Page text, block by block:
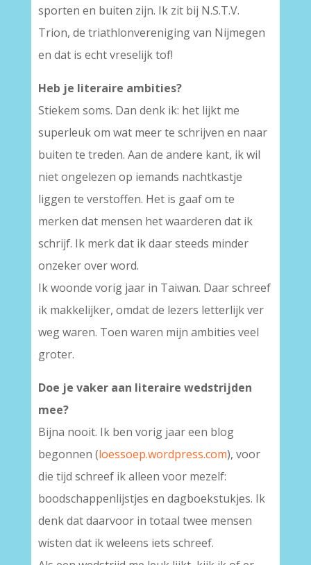
sporten en buiten zijn. Ik zit bij N.S.T.V.
Trion, de triathlonvereniging van Nijmegen
en dat is echt vreselijk tof!
Heb je literaire ambities?
Stiekem soms. Dan denk ik: het lijkt me
superleuk om wat meer te schrijven en naar
buiten te treden. Aan de andere kant, ik wil
niet ongelezen op iemands nachtkastje
liggen te verstoffen. Het is gaaf om te
merken dat mensen het waarderen dat ik
schrijf. Ik merk dat ik daar steeds minder
onzeker over word.
Ik woonde vorig jaar in Taiwan. Daar schreef
ik makkelijker, omdat de lezers letterlijk ver
weg waren. Toen waren mijn ambities veel
groter.
Doe je vaker aan literaire wedstrijden
mee?
Bijna nooit. Ik ben vorig jaar een blog
begonnen (loessoep.wordpress.com), voor
die tijd schreef ik alleen voor mezelf:
boodschappenlijstjes en dagboekstukjes. Ik
denk dat daarvoor in totaal twee mensen
wisten dat ik weleens iets schreef.